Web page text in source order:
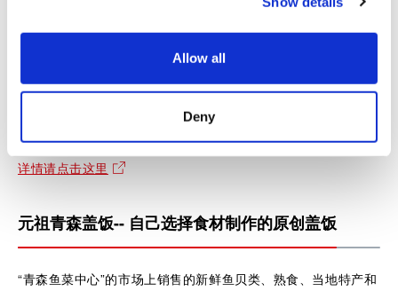
Allow all
Deny
详情请点击这里
元祖青森盖饭-- 自己选择食材制作的原创盖饭
“青森鱼菜中心”的市场上销售的新鲜鱼贝类、熟食、当地特产和